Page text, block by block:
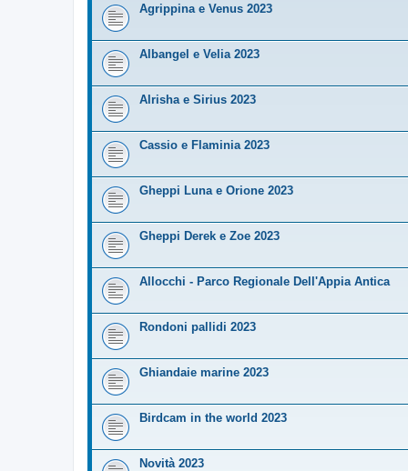
Agrippina e Venus 2023
Albangel e Velia 2023
Alrisha e Sirius 2023
Cassio e Flaminia 2023
Gheppi Luna e Orione 2023
Gheppi Derek e Zoe 2023
Allocchi - Parco Regionale Dell'Appia Antica
Rondoni pallidi 2023
Ghiandaie marine 2023
Birdcam in the world 2023
Novità 2023